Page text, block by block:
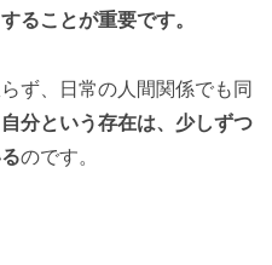
ることが重要です。
ず、日常の人間関係でも同
自分という存在は、少しずつ
のです。